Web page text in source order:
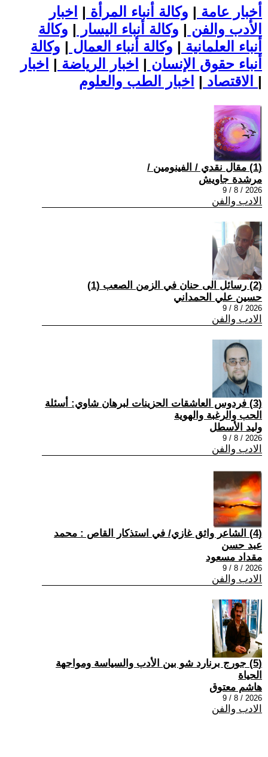
أخبار عامة | وكالة أنباء المرأة | اخبار
الأدب والفن | وكالة أنباء اليسار | وكالة
أنباء العلمانية | وكالة أنباء العمال | وكالة
أنباء حقوق الإنسان | اخبار الرياضة | اخبار
الاقتصاد | |
(1) مقال نقدي / الفينومين /
مرشدة جاويش
2026 / 8 / 9
الادب والفن
(2) رسائل الى حنان في الزمن الصعب (1)
حسين علي الحمداني
2026 / 8 / 9
الادب والفن
(3) فردوس العاشقات الحزينات لبرهان شاوي: أسئلة
الحب والرغبة والهوية
وليد الأسطل
2026 / 8 / 9
الادب والفن
(4) الشاعر واثق غازي/ في استذكار القاص : محمد
عبد حسن
مقداد مسعود
2026 / 8 / 9
الادب والفن
(5) جورج برنارد شو بين الأدب والسياسة ومواجهة
الحياة
هاشم معتوق
2026 / 8 / 9
الادب والفن